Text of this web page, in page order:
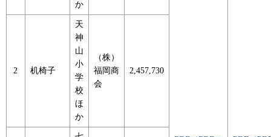
か
2 机椅子
天
神
山
小
学
校
ほ
か
（株）
福岡商
会
2,457,730